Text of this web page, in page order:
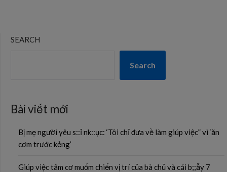
SEARCH
Search
Bài viết mới
Bị mẹ người yêu s::ỉ nk::ục: ‘Tôi chỉ đưa về làm giúp việc” vì ‘ăn
cơm trước kẻng’
Giúp việc tâm cơ muốm chiến vị trí của bà chủ và cái b;;ẫy 7